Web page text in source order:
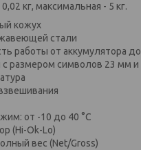
кг, максимальная - 5 кг.
кожух
стали
работы от аккумулятора до
размером символов 23 мм
от -10 до 40 °С
(Hi-Ok-Lo)
вес (Net/Gross)